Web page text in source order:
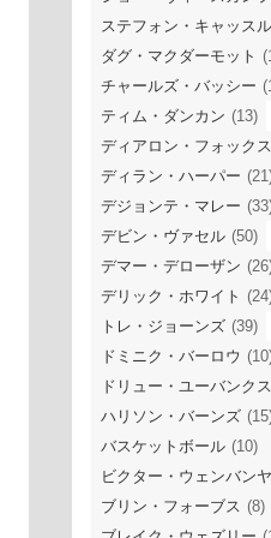
ステフォン・キャッスル
ダグ・マクダーモット
チャールズ・バッシー
ティム・ダンカン (13)
ディアロン・フォックス
ディラン・ハーパー
デジョンテ・マレー
デビン・ヴァセル (50)
デマー・デローザン
デリック・ホワイト
トレ・ジョーンズ (39)
ドミニク・バーロウ
ドリュー・ユーバンクス
ハリソン・バーンズ
バスケットボール (10)
ビクター・ウェンバン
ブリン・フォーブス (8)